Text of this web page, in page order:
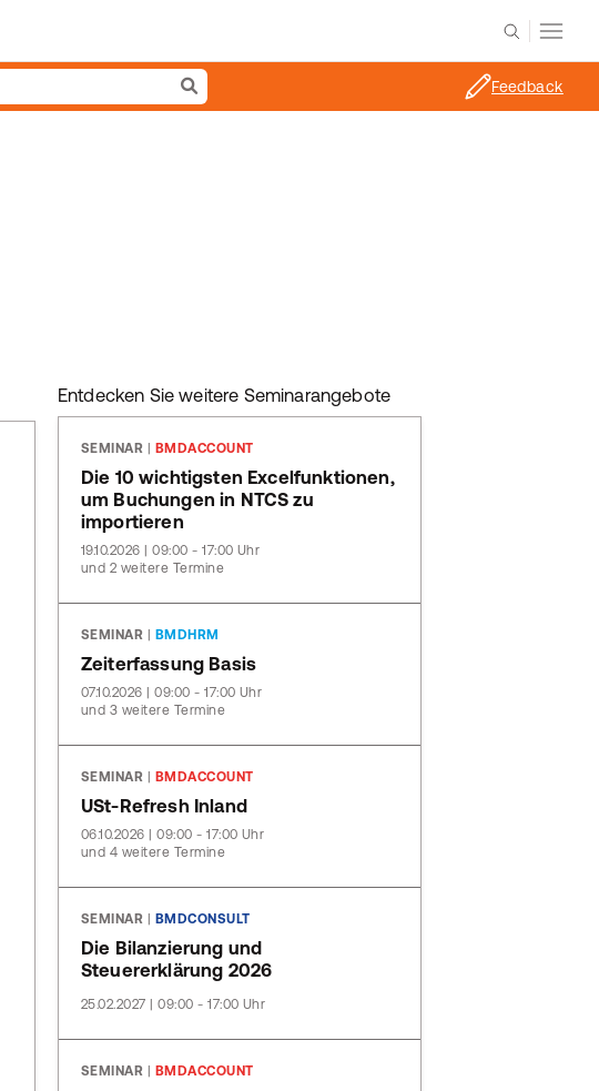
Feedback
Entdecken Sie weitere Seminarangebote
SEMINAR BMDACCOUNT
Die 10 wichtigsten Excelfunktionen,
um Buchungen in NTCS zu
importieren
19.10.2026 | 09:00 - 17:00 Uhr
und 2 weitere Termine
SEMINAR BMDHRM
Zeiterfassung Basis
07.10.2026 | 09:00 - 17:00 Uhr
und 3 weitere Termine
SEMINAR BMDACCOUNT
USt-Refresh Inland
06.10.2026 | 09:00 - 17:00 Uhr
und 4 weitere Termine
SEMINAR BMDCONSULT
Die Bilanzierung und
Steuererklärung 2026
25.02.2027 | 09:00 - 17:00 Uhr
SEMINAR BMDACCOUNT